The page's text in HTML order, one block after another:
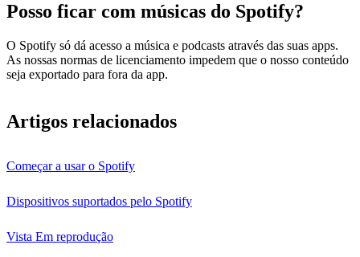
Posso ficar com músicas do Spotify?
O Spotify só dá acesso a música e podcasts através das suas apps.
As nossas normas de licenciamento impedem que o nosso conteúdo
seja exportado para fora da app.
Artigos relacionados
Começar a usar o Spotify
Dispositivos suportados pelo Spotify
Vista Em reprodução